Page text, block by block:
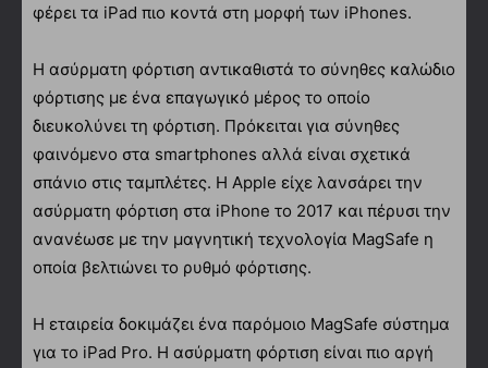
φέρει τα iPad πιο κοντά στη μορφή των iPhones.
Η ασύρματη φόρτιση αντικαθιστά το σύνηθες καλώδιο
φόρτισης με ένα επαγωγικό μέρος το οποίο
διευκολύνει τη φόρτιση. Πρόκειται για σύνηθες
φαινόμενο στα smartphones αλλά είναι σχετικά
σπάνιο στις ταμπλέτες. Η Apple είχε λανσάρει την
ασύρματη φόρτιση στα iPhone το 2017 και πέρυσι την
ανανέωσε με την μαγνητική τεχνολογία MagSafe η
οποία βελτιώνει το ρυθμό φόρτισης.
Η εταιρεία δοκιμάζει ένα παρόμοιο MagSafe σύστημα
για το iPad Pro. Η ασύρματη φόρτιση είναι πιο αργή